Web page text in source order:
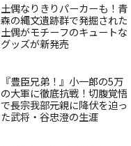
土偶なりきりパーカーも！青
森の縄文遺跡群で発掘された
土偶がモチーフのキュートな
グッズが新発売
『豊臣兄弟！』小一郎の5万
の大軍に徹底抗戦！切腹覚悟
で長宗我部元親に降伏を迫っ
た武将・谷忠澄の生涯